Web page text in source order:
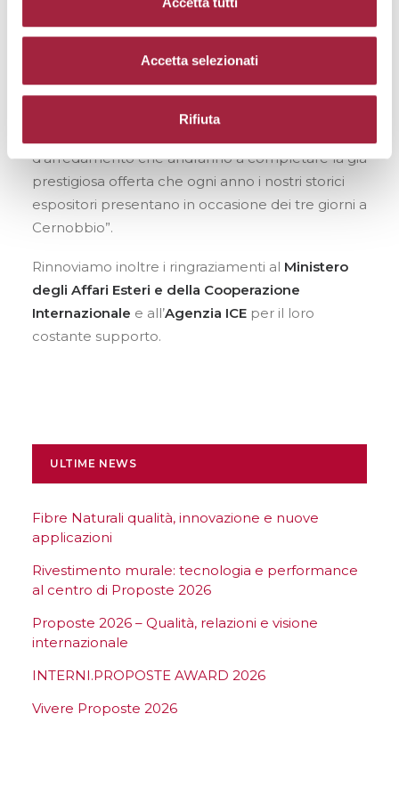
Accetta selezionati
Rifiuta
conferma del pregio e dell’attrattiva di Proposte”
commenta Massimo Mosiello, Direttore della
Fiera. “La loro presenza arricchirà l’offerta della
manifestazione, portando nuove prospettive e
d’arredamento che andranno a completare la già
prestigiosa offerta che ogni anno i nostri storici
espositori presentano in occasione dei tre giorni a
Cernobbio”.
Rinnoviamo inoltre i ringraziamenti al Ministero
degli Affari Esteri e della Cooperazione
Internazionale e all’Agenzia ICE per il loro
costante supporto.
ULTIME NEWS
Fibre Naturali qualità, innovazione e nuove
applicazioni
Rivestimento murale: tecnologia e performance
al centro di Proposte 2026
Proposte 2026 – Qualità, relazioni e visione
internazionale
INTERNI.PROPOSTE AWARD 2026
Vivere Proposte 2026